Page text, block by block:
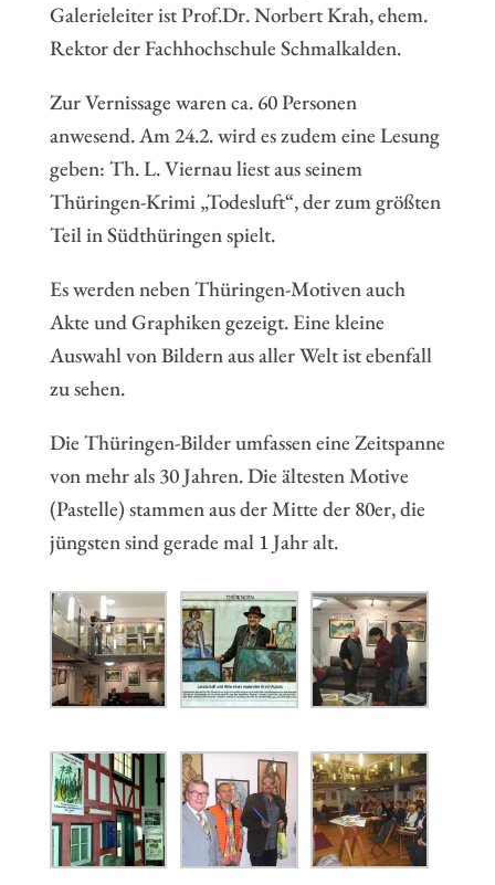
Galerieleiter ist Prof.Dr. Norbert Krah, ehem.
Rektor der Fachhochschule Schmalkalden.
Zur Vernissage waren ca. 60 Personen
anwesend. Am 24.2. wird es zudem eine Lesung
geben: Th. L. Viernau liest aus seinem
Thüringen-Krimi „Todesluft“, der zum größten
Teil in Südthüringen spielt.
Es werden neben Thüringen-Motiven auch
Akte und Graphiken gezeigt. Eine kleine
Auswahl von Bildern aus aller Welt ist ebenfall
zu sehen.
Die Thüringen-Bilder umfassen eine Zeitspanne
von mehr als 30 Jahren. Die ältesten Motive
(Pastelle) stammen aus der Mitte der 80er, die
jüngsten sind gerade mal 1 Jahr alt.